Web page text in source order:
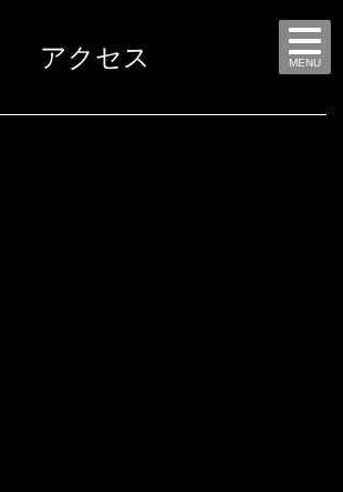
MENU
アクセス